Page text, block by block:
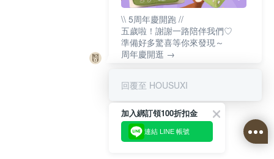
\\ 5周年慶開跑 //
五歲啦！謝謝一路陪伴我們♡
準備好多驚喜等你來發現～
周年慶開逛 →
回覆至 HOUSUXI
加入綁訂領100折扣金
連結 LINE 帳號